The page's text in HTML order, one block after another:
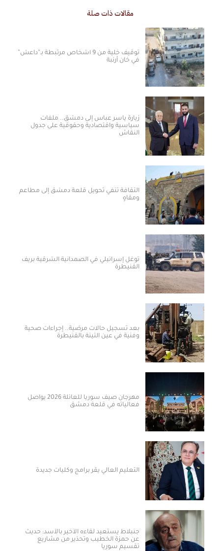
مقالات ذات صلة
توقيف خلية من 9 أشخاص مرتبطة بـ”داعش”
في خان أرنبة
زيارة ياسر عباس إلى دمشق.. ملفات
سياسية واقتصادية وحقوقية على جدول
النقاش
الثقافة تنفي تحويل قلعة دمشق إلى مطاعم
ومقاهٍ
توغل إسرائيلي في الصمدانية الشرقية بريف
القنيطرة
بعد تسجيل حالات مرضية.. إجراءات صحية
وفنية في عين التينة بالقنيطرة
مهرجان صيف سوريا للعائلة 2026 يواصل
فعالياته في قلعة دمشق
التعليم العالي يقر برامج وكليات جديدة
جنبلاط يستعيد لقاءه الأخير بالأسد: حديث
عن حمزة الخطيب وتحذير من مشاريع
تقسيم سوريا